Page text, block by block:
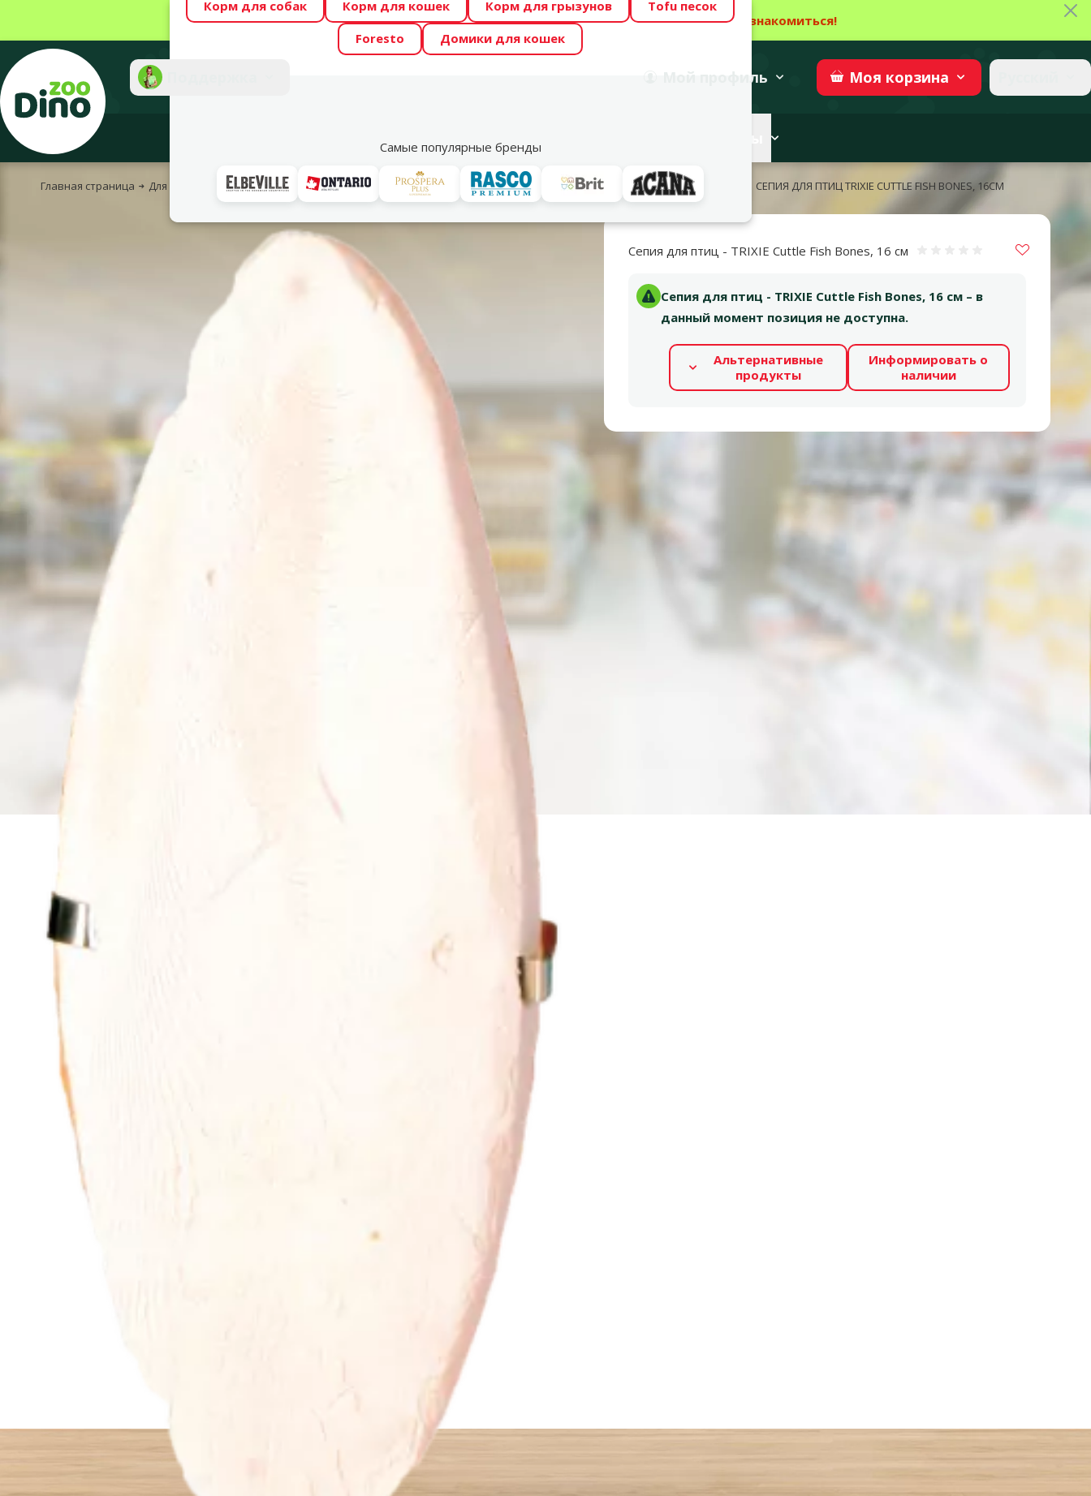
Весь месяц Dino Zoo предлагает отличные цены на ТОП-овые корма! 🍖 → Ознакомиться!
Фотоконкурс “GADA ŪSAIŅI”! Возможно Твой питомец станет звездой 2027 Участвовать
профиль Моя корзина
Корм для собак Корм для кошек Корм для грызунов
Tofu песок
Foresto
Домики для кошек
Самые популярные бренды
Акции
Главная страница Для птиц Корм, лакомства и пищевые добавки Витамины и пищевые добавки Сепия и минеральные блоки СЕПИЯ ДЛЯ ПТИЦ TRIXIE CUTTLE FISH BONES, 16СМ
Сепия для птиц - TRIXIE Cuttle Fish Bones, 16 см
Сепия для птиц - TRIXIE Cuttle Fish Bones, 16 см – в
данный момент позиция не доступна.
Альтернативные
продукты
Информировать о
наличии